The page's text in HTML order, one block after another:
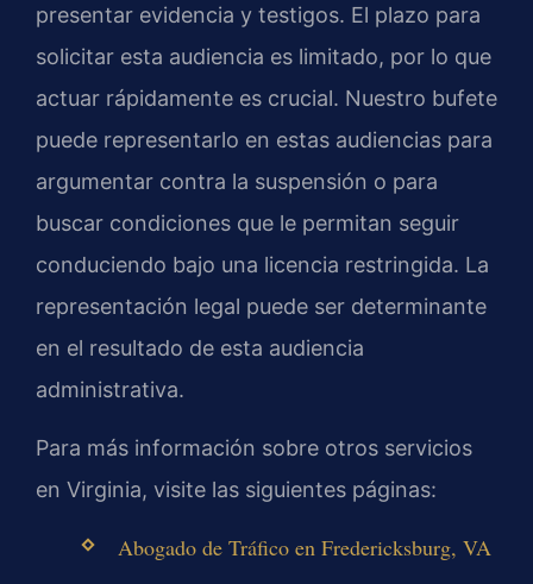
presentar evidencia y testigos. El plazo para
solicitar esta audiencia es limitado, por lo que
actuar rápidamente es crucial. Nuestro bufete
puede representarlo en estas audiencias para
argumentar contra la suspensión o para
buscar condiciones que le permitan seguir
conduciendo bajo una licencia restringida. La
representación legal puede ser determinante
en el resultado de esta audiencia
administrativa.
Para más información sobre otros servicios
en Virginia, visite las siguientes páginas:
Abogado de Tráfico en Fredericksburg, VA